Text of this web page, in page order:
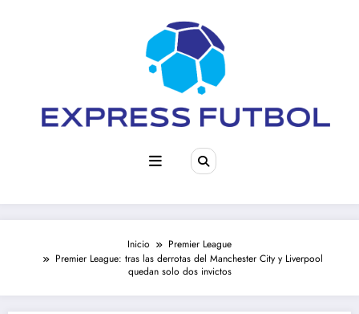
Inicio
Premier League
Premier League: tras las derrotas del Manchester City y Liverpool
quedan solo dos invictos